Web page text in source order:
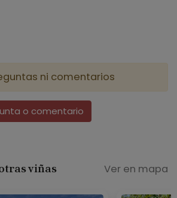
ni comentarios
o comentario
viñas Ver en mapa